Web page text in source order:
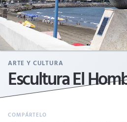
ARTE Y CULTURA
Escultura El